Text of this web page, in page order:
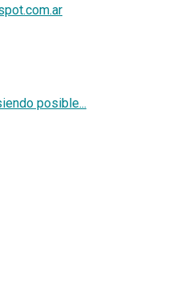
posible...